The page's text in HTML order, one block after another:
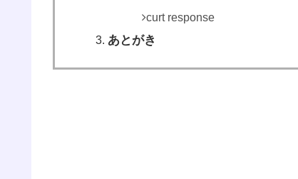
curt response
あとがき